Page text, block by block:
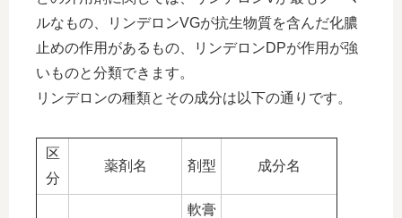
ルなもの、リンデロンVGが抗生物質を含んだ化膿
止めの作用があるもの、リンデロンDPが作用が強
いものと分類できます。
リンデロンの種類とその成分は以下の通りです。
区
分
薬剤名 剤型 成分名
軟膏